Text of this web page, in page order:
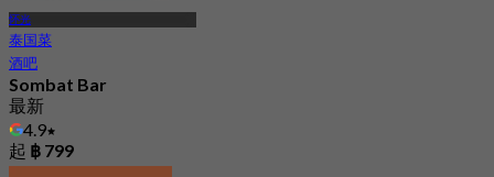
怀光
泰国菜
酒吧
Sombat Bar
最新
4.9
起 ฿ 799